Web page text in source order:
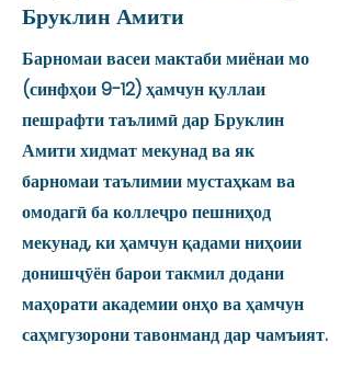
Бруклин Амити
Барномаи васеи мактаби миёнаи мо
(синфҳои 9-12) ҳамчун қуллаи
пешрафти таълимӣ дар Бруклин
Амити хидмат мекунад ва як
барномаи таълимии мустаҳкам ва
омодагӣ ба коллеҷро пешниҳод
мекунад, ки ҳамчун қадами ниҳоии
донишҷӯён барои такмил додани
маҳорати академии онҳо ва ҳамчун
саҳмгузорони тавонманд дар чамъият.